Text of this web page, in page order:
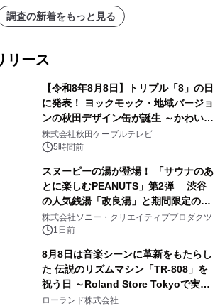
調査の新着をもっと見る
リース
【令和8年8月8日】トリプル「8」の日
に発表！ ヨックモック・地域バージョ
ンの秋田デザイン缶が誕生 ～かわいい
秋田犬の子犬と秋田の四季と名所を巡
るパッケージ～ 9月1日(火)秋田県内で
株式会社秋田ケーブルテレビ
5時間前
スヌーピーの湯が登場！ 「サウナのあ
とに楽しむPEANUTS」第2弾 渋谷
の人気銭湯「改良湯」と期間限定のコ
ラボレーション サウナイキタイコラ
ボグッズも発売決定！
株式会社ソニー・クリエイティブプロダクツ
1日前
8月8日は音楽シーンに革新をもたらし
た 伝説のリズムマシン「TR-808」を
祝う日 ～Roland Store Tokyoで実機
を展示しての 記念キャンペーンを開
ローランド株式会社